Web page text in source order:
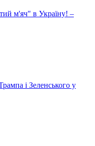
м'яч" в Україну! –
і Зеленського у